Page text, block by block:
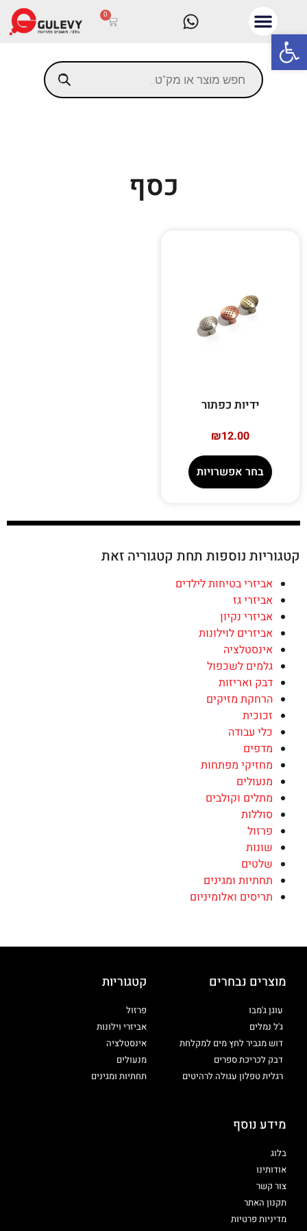
פתח סרגל נגישות
0
כסף
ידיות כפתור
₪12.00
בחר אפשרויות
קטגוריות נוספות תחת קטגוריה זאת
אביזרי בטיחות לילדים
אביזרי גז
אביזרי נקיון
אביזרים לוילונות
אינסטלציה
גלמים לשכפול
דבק ואריזות
הרחקת מזיקים
זכוכית
כלי עבודה
מדפים
מחזיקי מפתחות
מנעולים
מתלים וקולבים
סוללות
פרזול
שונות
שלטים
תחתיות ומגינים
תריסים ואלומיניום
מוצרים נבחרים
עוגן ג'מבו
ג'ל נמלים
דוש מגביר לחץ מים למקלחת
דבק לכריכת ספרים
רגלית טפלון עגולה לרהיטים
קטגוריות
פרזול
אביזרי וילונות
אינסטלציה
מנעולים
תחתיות ומגינים
מידע נוסף
בלוג
אודותינו
צור קשר
תקנון האתר
מדיניות פרטיות